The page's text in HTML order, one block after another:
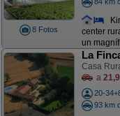
8 Fotos
center
un
La
Casa
a
20-
93 km